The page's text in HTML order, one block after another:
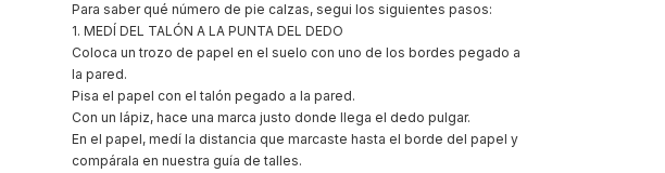
Para saber qué número de pie calzas, segui los siguientes pasos:
1. MEDÍ DEL TALÓN A LA PUNTA DEL DEDO
Coloca un trozo de papel en el suelo con uno de los bordes pegado a
la pared.
Pisa el papel con el talón pegado a la pared.
Con un lápiz, hace una marca justo donde llega el dedo pulgar.
En el papel, medí la distancia que marcaste hasta el borde del papel y
compárala en nuestra guía de talles.